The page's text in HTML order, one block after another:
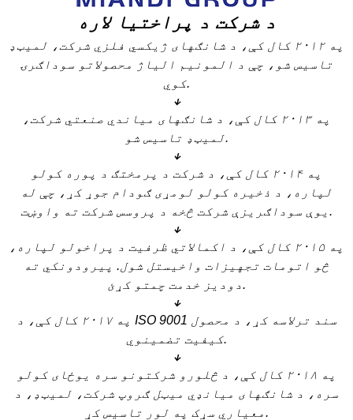
د شرکت د پراختیا لاره
په ۲۰۱۲ کال کې، د شانګهای ژیکسي فلزي شرکت، لمیټډ
تاسیس شو، چې د المونیم الیاژ محصولاتو سوداګرۍ
کوي.
↓
په ۲۰۱۳ کال کې، د شانګهای میاندي صنعتي شرکت،
لمیټډ تاسیس شو.
↓
په ۲۰۱۴ کال کې، د شرکت د پرمختګ د پوره کولو
لپاره، د ذخیره کولو لومړی ګودام جوړ کړ، چې له
یوې سوداګریزې شرکت څخه د پروسس شرکت ته واوښت.
↓
په ۲۰۱۵ کال کې، د اکمالاتي ظرفیت د پراخولو لپاره،
څو اتومات تجهیزات واخیستل شول. پیرودونکي ته
دودیز خدمت چمتو کړئ.
↓
په ۲۰۱۷ کال کې، د ISO 9001 سند ترلاسه کړ، د محصول
کیفیت تضمینوي.
↓
په ۲۰۱۸ کال کې، د څلورو شرکتونو سره یوځای کولو
سره، د شانګهای میانډي میټل ګروپ شرکت، لمیټډ، د
معیاري سړک په لور تاسیس کړ.